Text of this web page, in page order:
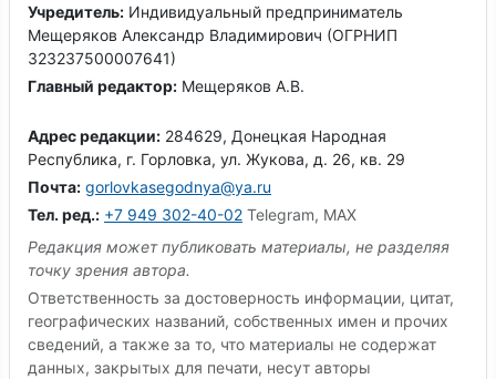
Учредитель: Индивидуальный предприниматель
Мещеряков Александр Владимирович (ОГРНИП
323237500007641)
Главный редактор: Мещеряков А.В.
Адрес редакции: 284629, Донецкая Народная
Республика, г. Горловка, ул. Жукова, д. 26, кв. 29
Почта: gorlovkasegodnya@ya.ru
Тел. ред.: +7 949 302-40-02 Telegram, MAX
Редакция может публиковать материалы, не разделяя
точку зрения автора.
Ответственность за достоверность информации, цитат,
географических названий, собственных имен и прочих
сведений, а также за то, что материалы не содержат
данных, закрытых для печати, несут авторы